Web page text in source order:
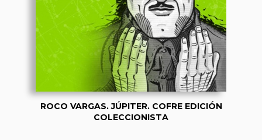
ROCO VARGAS. JÚPITER. COFRE EDICIÓN
COLECCIONISTA